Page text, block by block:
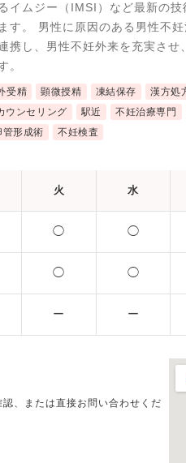
イムジー（IMSI）など最新の技
す。 男性に原因のある男性不
携し、男性不妊外来を充実させ
。
受精 顕微授精 凍結保存
漢方処
ウンセリング 駅近 不妊治療専門
管形成術 不妊検査
火 水
◯ ◯
◯ ◯
ー ー
、または直接お問い合わせくだ